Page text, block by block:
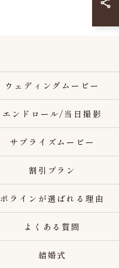
ウェディングムービー
エンドロール/当日撮影
サプライズムービー
割引プラン
ポラインが選ばれる理由
よくある質問
結婚式